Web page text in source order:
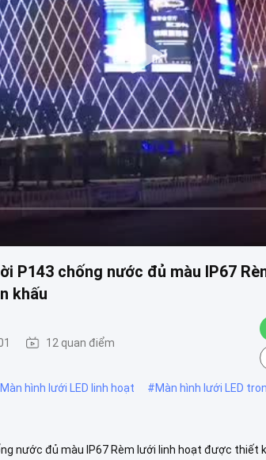
P143 chống nước đủ màu IP67
khấu
12 quan điểm
Màn hình lưới LED linh hoạt #Màn hình lưới LED
nước đủ màu IP67 Rèm lưới linh hoạt được thiết